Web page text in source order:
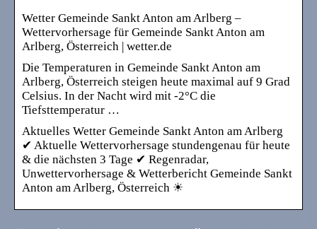
Wetter Gemeinde Sankt Anton am Arlberg –
Wettervorhersage für Gemeinde Sankt Anton am
Arlberg, Österreich | wetter.de
Die Temperaturen in Gemeinde Sankt Anton am
Arlberg, Österreich steigen heute maximal auf 9 Grad
Celsius. In der Nacht wird mit -2°C die
Tiefsttemperatur …
Aktuelles Wetter Gemeinde Sankt Anton am Arlberg
✔ Aktuelle Wettervorhersage stundengenau für heute
& die nächsten 3 Tage ✔ Regenradar,
Unwettervorhersage & Wetterbericht Gemeinde Sankt
Anton am Arlberg, Österreich ☀